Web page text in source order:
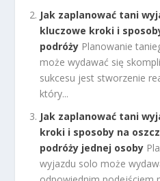
Jak zaplanować tani
kluczowe kroki i
podróży Planowanie
może wydawać się
sukcesu jest stworzenie
który...
Jak zaplanować tani
kroki i sposoby na
podróży jednej osoby
wyjazdu solo może